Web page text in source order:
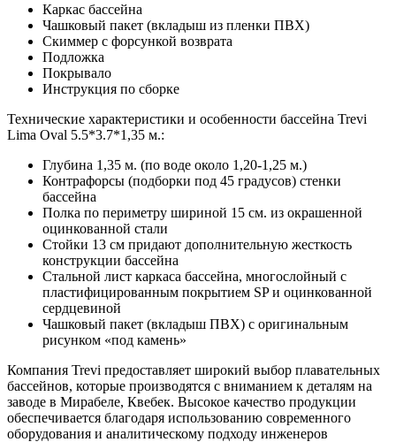
Каркас бассейна
Чашковый пакет (вкладыш из пленки ПВХ)
Скиммер с форсункой возврата
Подложка
Покрывало
Инструкция по сборке
Технические характеристики и особенности бассейна Trevi
Lima Oval 5.5*3.7*1,35 м.:
Глубина 1,35 м. (по воде около 1,20-1,25 м.)
Контрафорсы (подборки под 45 градусов) стенки
бассейна
Полка по периметру шириной 15 см. из окрашенной
оцинкованной стали
Стойки 13 см придают дополнительную жесткость
конструкции бассейна
Стальной лист каркаса бассейна, многослойный с
пластифицированным покрытием SP и оцинкованной
сердцевиной
Чашковый пакет (вкладыш ПВХ) с оригинальным
рисунком «под камень»
Компания Trevi предоставляет широкий выбор плавательных
бассейнов, которые производятся с вниманием к деталям на
заводе в Мирабеле, Квебек. Высокое качество продукции
обеспечивается благодаря использованию современного
оборудования и аналитическому подходу инженеров